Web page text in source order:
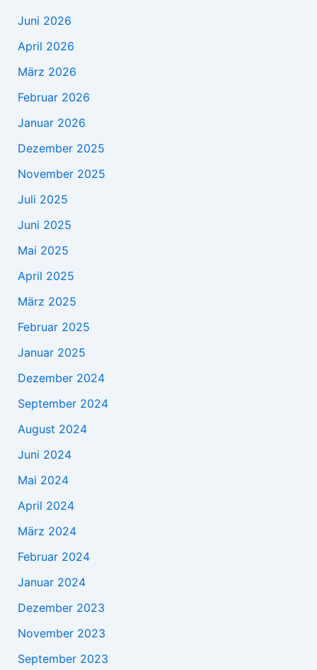
Juni 2026
April 2026
März 2026
Februar 2026
Januar 2026
Dezember 2025
November 2025
Juli 2025
Juni 2025
Mai 2025
April 2025
März 2025
Februar 2025
Januar 2025
Dezember 2024
September 2024
August 2024
Juni 2024
Mai 2024
April 2024
März 2024
Februar 2024
Januar 2024
Dezember 2023
November 2023
September 2023